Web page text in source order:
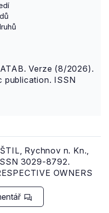
Verze (8/2026).
publication. ISSN
Rychnov n. Kn.,
3029-8792.
OWNERS